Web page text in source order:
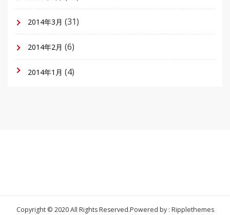
2014年3月 (31)
2014年2月 (6)
2014年1月 (4)
Copyright © 2020 All Rights Reserved.Powered by : Ripplethemes